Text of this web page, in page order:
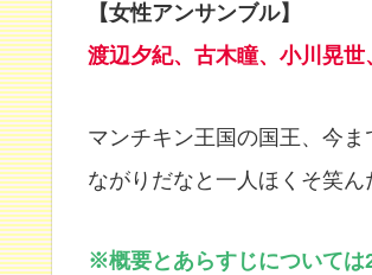
【女性アンサンブル】
渡辺夕紀、古木瞳、小川晃
マンチキン王国の国王、今
ながりだなと一人ほくそ笑ん
※概要とあらすじについては